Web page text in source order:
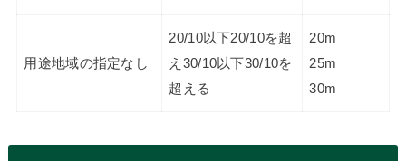
用途地域の指定なし
20/10以下20/10を超
え30/10以下30/10を
超える
20m
25m
30m